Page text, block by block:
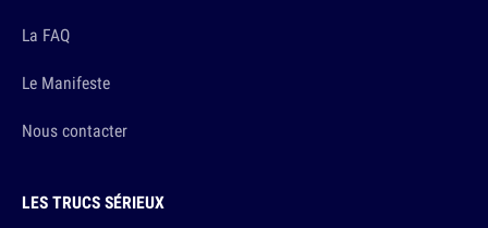
La FAQ
Le Manifeste
Nous contacter
LES TRUCS SÉRIEUX